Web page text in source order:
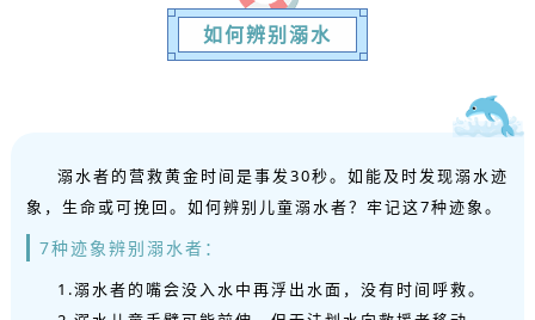
如何辨别溺水
溺水者的营救黄金时间是事发30秒。如能及时发现溺水迹
象，生命或可挽回。如何辨别儿童溺水者？牢记这7种迹象。
7种迹象辨别溺水者：
1.溺水者的嘴会没入水中再浮出水面，没有时间呼救。